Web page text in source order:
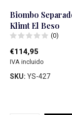
Biombo
Klimt El Beso
(0)
€114,95
IVA incluido
SKU: YS-427